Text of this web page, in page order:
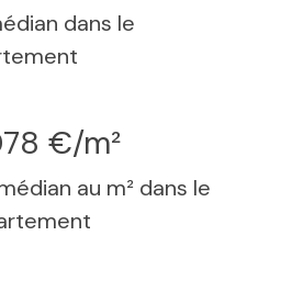
dans le
€/m²
au m² dans le